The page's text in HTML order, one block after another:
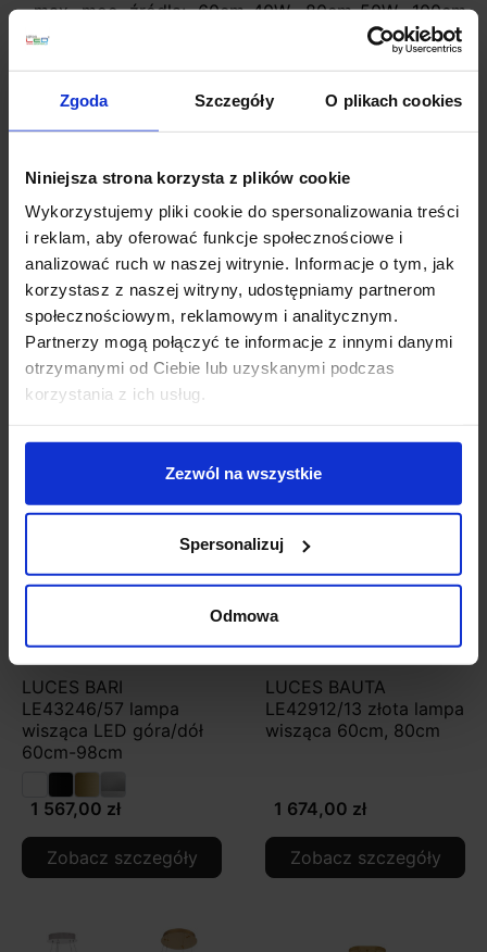
Zgoda Szczegóły O plikach cookies
Niniejsza strona korzysta z plików cookie
Wykorzystujemy pliki cookie do spersonalizowania treści
i reklam, aby oferować funkcje społecznościowe i
analizować ruch w naszej witrynie. Informacje o tym, jak
korzystasz z naszej witryny, udostępniamy partnerom
społecznościowym, reklamowym i analitycznym.
Partnerzy mogą połączyć te informacje z innymi danymi
otrzymanymi od Ciebie lub uzyskanymi podczas
korzystania z ich usług.
Zezwól na wszystkie
Spersonalizuj
Odmowa
max moc źródła: 60cm-40W, 80cm-50W, 100cm-
60w
LED 40W, 2152lm, 3000K
LED 60W, 3483lm, 3000K
kolor lampy: czarny, biały ,złoty
materiał: aluminum/akryl
IP: 20
Szczegóły produktu
LUCES BARI
LE43246/57 lampa
wisząca LED góra/dół
60cm-98cm
1 567,00 zł
Zobacz szczegóły
LUCES BAUTA
LE42912/13 złota lampa
wisząca 60cm, 80cm
1 674,00 zł
Zobacz szczegóły